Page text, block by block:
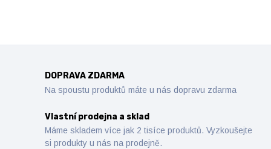
DOPRAVA ZDARMA
Na spoustu produktů máte u nás dopravu zdarma
Vlastní prodejna a sklad
Máme skladem více jak 2 tisíce produktů. Vyzkoušejte
si produkty u nás na prodejně.